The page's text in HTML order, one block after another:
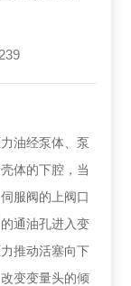
油经泵体、泵
体的下腔，当
服阀的上阀口
通油孔进入变
推动活塞向下
变变量头的倾